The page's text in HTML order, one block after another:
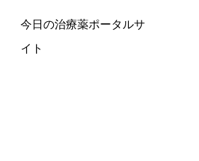
今日の治療薬ポータルサ
イト